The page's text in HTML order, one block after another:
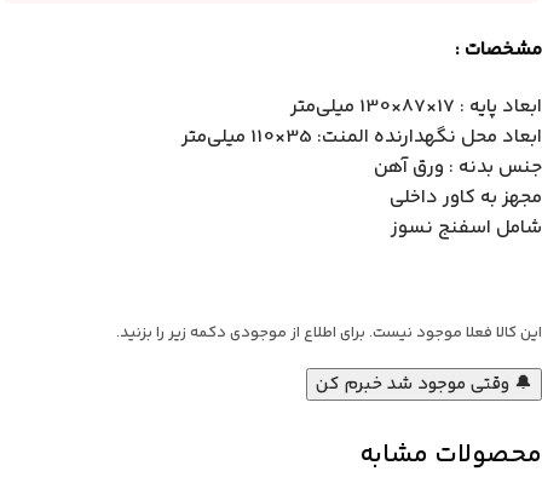
مشخصات :
ابعاد پایه : 17×87×130 میلی‌متر
ابعاد محل نگهدارنده المنت: 35×110 میلی‌متر
جنس بدنه : ورق آهن
مجهز به کاور داخلی
شامل اسفنج نسوز
این کالا فعلا موجود نیست. برای اطلاع از موجودی دکمه زیر را بزنید.
🔔 وقتی موجود شد خبرم کن
محصولات مشابه